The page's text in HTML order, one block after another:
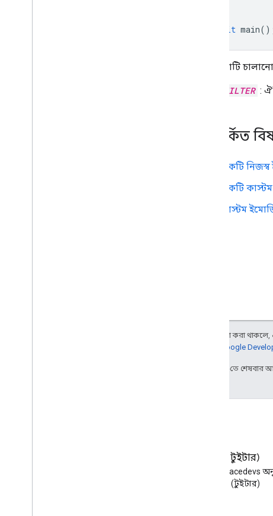
await main
এই নমুনাটি
FILTER :
সম্পর্কিত
একটি
একটি
কাস্টম
অন্য কিছু উল্লেখ না করা থাকলে,
Google
2026-04-23 UTC-তে শেষবার
এক্স (টুইটার)
X-এ @workspacedevs
করুন (টুইটার)